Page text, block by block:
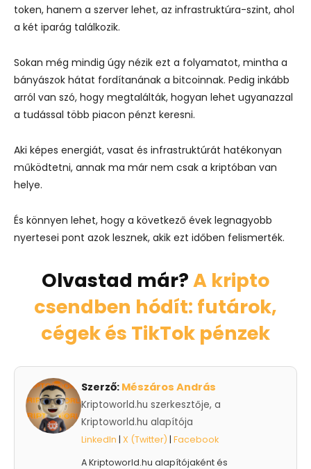
token, hanem a szerver lehet, az infrastruktúra-szint, ahol
a két iparág találkozik.
Sokan még mindig úgy nézik ezt a folyamatot, mintha a
bányászok hátat fordítanának a bitcoinnak. Pedig inkább
arról van szó, hogy megtalálták, hogyan lehet ugyanazzal
a tudással több piacon pénzt keresni.
Aki képes energiát, vasat és infrastruktúrát hatékonyan
működtetni, annak ma már nem csak a kriptóban van
helye.
És könnyen lehet, hogy a következő évek legnagyobb
nyertesei pont azok lesznek, akik ezt időben felismerték.
Olvastad már?A kripto
csendben hódít: futárok,
cégek és TikTok pénzek
Szerző: Mészáros András
Kriptoworld.hu szerkesztője, a
Kriptoworld.hu alapítója
LinkedIn | X (Twitter) | Facebook
A Kriptoworld.hu alapítójaként és